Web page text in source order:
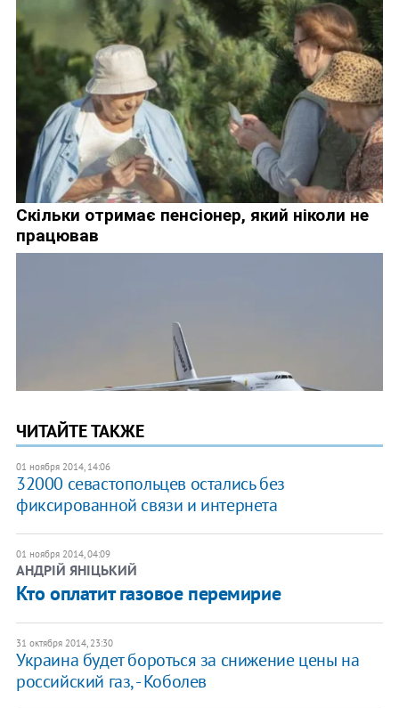
ЧИТАЙТЕ ТАКЖЕ
01 ноября 2014, 14:06
32000 севастопольцев остались без
фиксированной связи и интернета
01 ноября 2014, 04:09
АНДРІЙ ЯНІЦЬКИЙ
Кто оплатит газовое перемирие
31 октября 2014, 23:30
Украина будет бороться за снижение цены на
российский газ, - Коболев